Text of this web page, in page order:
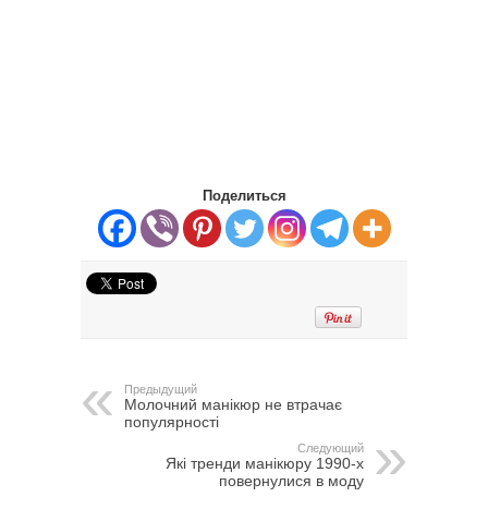
Поделиться
Предыдущий
Молочний манікюр не втрачає
популярності
Следующий
Які тренди манікюру 1990-х
повернулися в моду